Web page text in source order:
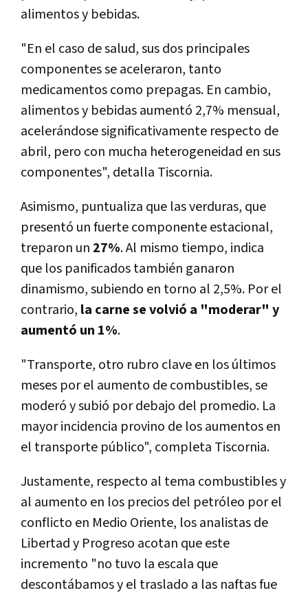
alimentos y bebidas.
"En el caso de salud, sus dos principales
componentes se aceleraron, tanto
medicamentos como prepagas. En cambio,
alimentos y bebidas aumentó 2,7% mensual,
acelerándose significativamente respecto de
abril, pero con mucha heterogeneidad en sus
componentes", detalla Tiscornia.
Asimismo, puntualiza que las verduras, que
presentó un fuerte componente estacional,
treparon un 27%. Al mismo tiempo, indica
que los panificados también ganaron
dinamismo, subiendo en torno al 2,5%. Por el
contrario, la carne se volvió a "moderar" y
aumentó un 1%.
"Transporte, otro rubro clave en los últimos
meses por el aumento de combustibles, se
moderó y subió por debajo del promedio. La
mayor incidencia provino de los aumentos en
el transporte público", completa Tiscornia.
Justamente, respecto al tema combustibles y
al aumento en los precios del petróleo por el
conflicto en Medio Oriente, los analistas de
Libertad y Progreso acotan que este
incremento "no tuvo la escala que
descontábamos y el traslado a las naftas fue